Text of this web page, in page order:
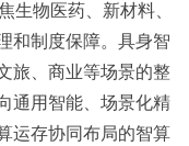
生物医药、新材料、
和制度保障。具身智
旅、商业等场景的整
通用智能、场景化精
运存协同布局的智算